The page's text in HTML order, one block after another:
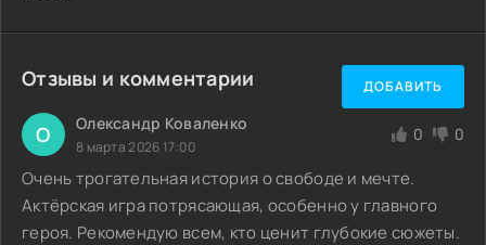
Отзывы и комментарии ДОБАВИТЬ
О Олександр Коваленко
8 марта 2026 17:00
0 0
Очень трогательная история о свободе и мечте.
Актёрская игра потрясающая, особенно у главного
героя. Рекомендую всем, кто ценит глубокие сюжеты.